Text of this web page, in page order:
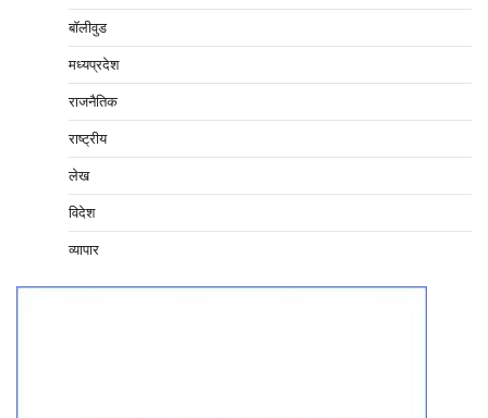
बॉलीवुड
मध्यप्रदेश
राजनैतिक
राष्ट्रीय
लेख
विदेश
व्यापार